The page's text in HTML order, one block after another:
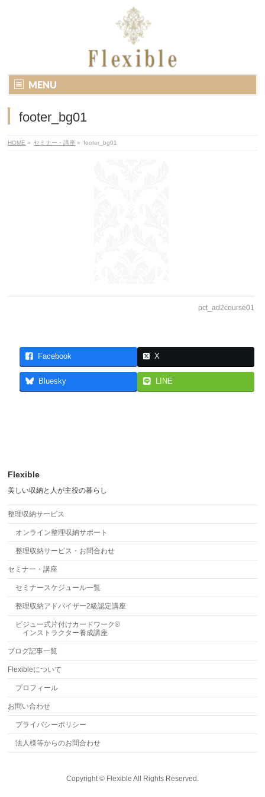
MENU
footer_bg01
HOME » セミナー・講座 » footer_bg01
pct_ad2course01
Facebook X
Bluesky LINE
Flexible
美しい収納と人が主役の暮らし
整理収納サービス
オンライン整理収納サポート
整理収納サービス・お問合わせ
セミナー・講座
セミナースケジュール一覧
整理収納アドバイザー2級認定講座
ビジュー式片付けカードワーク®
インストラクター養成講座
ブログ記事一覧
Flexibleについて
プロフィール
お問い合わせ
プライバシーポリシー
法人様等からのお問合わせ
Copyright © Flexible All Rights Reserved.